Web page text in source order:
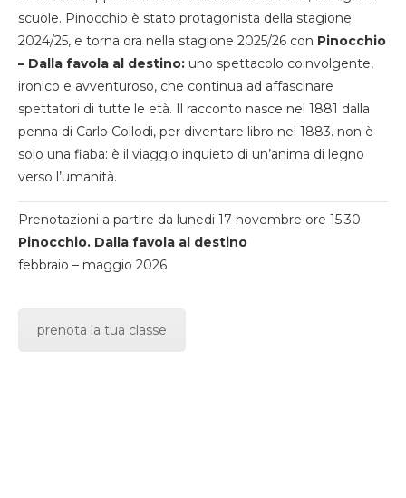
scuole. Pinocchio è stato protagonista della stagione
2024/25, e torna ora nella stagione 2025/26 con Pinocchio
– Dalla favola al destino: uno spettacolo coinvolgente,
ironico e avventuroso, che continua ad affascinare
spettatori di tutte le età. Il racconto nasce nel 1881 dalla
penna di Carlo Collodi, per diventare libro nel 1883. non è
solo una fiaba: è il viaggio inquieto di un’anima di legno
verso l’umanità.
Prenotazioni a partire da lunedi 17 novembre ore 15.30
Pinocchio. Dalla favola al destino
febbraio – maggio 2026
prenota la tua classe